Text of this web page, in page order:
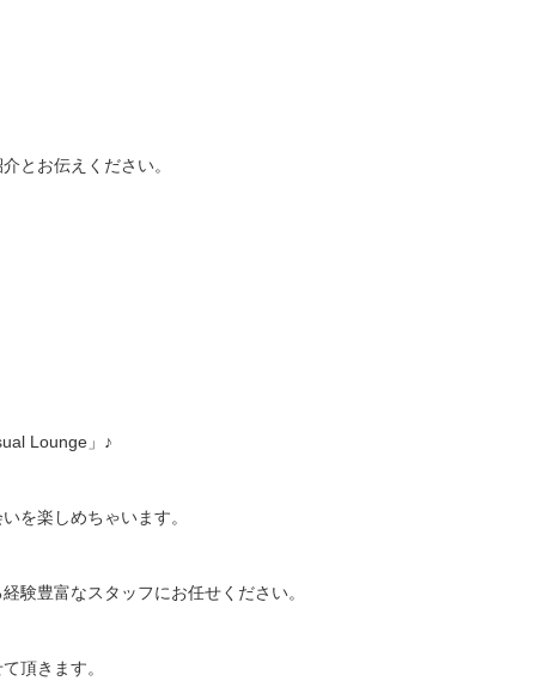
とお伝えください。
Lounge」♪
を楽しめちゃいます。
験豊富なスタッフにお任せください。
頂きます。